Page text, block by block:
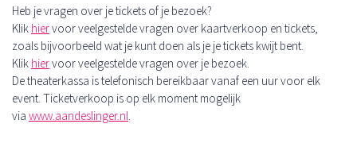
Heb je vragen over je tickets of je bezoek?
Klik hiervoor veelgestelde vragen over kaartverkoop en tickets,
zoals bijvoorbeeld wat je kunt doen als je je tickets kwijt bent.
Klik hiervoor veelgestelde vragen over je bezoek.
De theaterkassa is telefonisch bereikbaar vanaf een uur voor elk
event. Ticketverkoop is op elk moment mogelijk
via www.aandeslinger.nl.